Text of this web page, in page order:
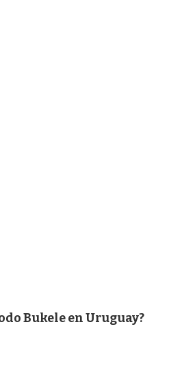
Bukele en Uruguay?